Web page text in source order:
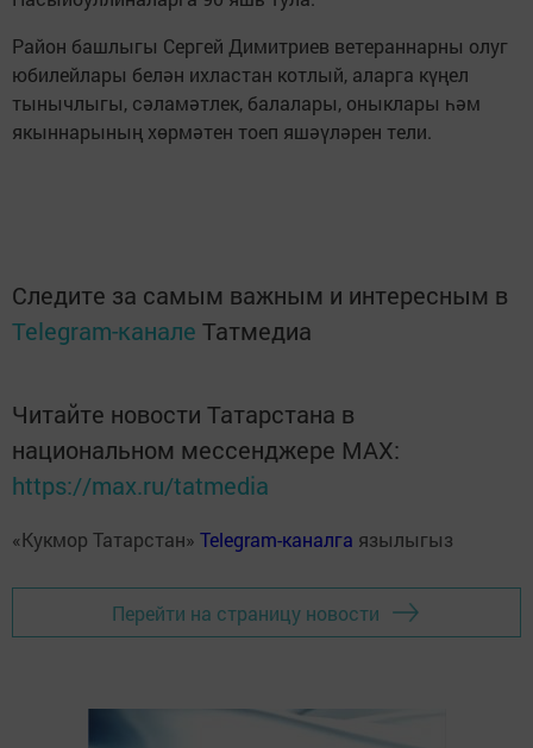
Район башлыгы Сергей Димитриев ветераннарны олуг
юбилейлары белән ихластан котлый, аларга күңел
тынычлыгы, сәламәтлек, балалары, оныклары һәм
якыннарының хөрмәтен тоеп яшәүләрен тели.
Следите за самым важным и интересным в
Telegram-канале Татмедиа
Читайте новости Татарстана в
национальном мессенджере MАХ:
https://max.ru/tatmedia
«Кукмор Татарстан» Telegram-каналга язылыгыз
Перейти на страницу новости